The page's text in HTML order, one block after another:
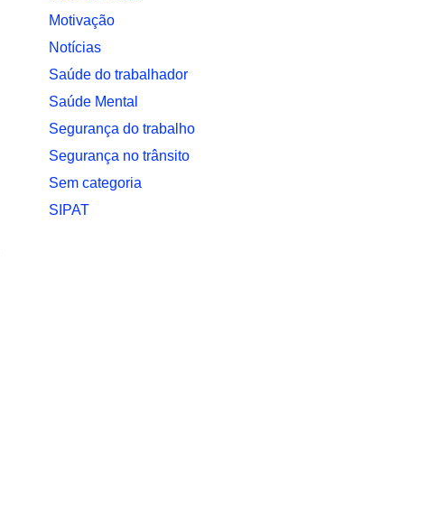
Motivação
Notí­cias
Saúde do trabalhador
Saúde Mental
Segurança do trabalho
Segurança no trânsito
Sem categoria
SIPAT